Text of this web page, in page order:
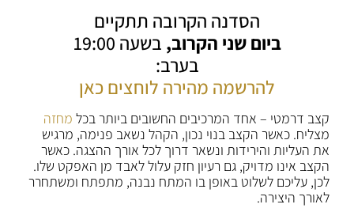
הסדנה הקרובה תתקיים
ביום שני הקרוב,
בשעה 19:00
בערב:
להרשמה מהירה לוחצים כאן
קצב דרמטי – אחד המרכיבים החשובים ביותר בכל מחזה
מצליח. כאשר הקצב בנוי נכון, הקהל נשאב פנימה, מרגיש
את העליות והירידות ונשאר דרוך לכל אורך ההצגה. כאשר
הקצב אינו מדויק, גם רעיון חזק עלול לאבד מן האפקט שלו.
לכן, עליכם לשלוט באופן בו המתח נבנה, מתפתח ומשתחרר
לאורך היצירה.